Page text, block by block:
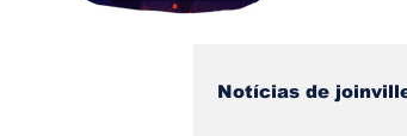
Notícias de